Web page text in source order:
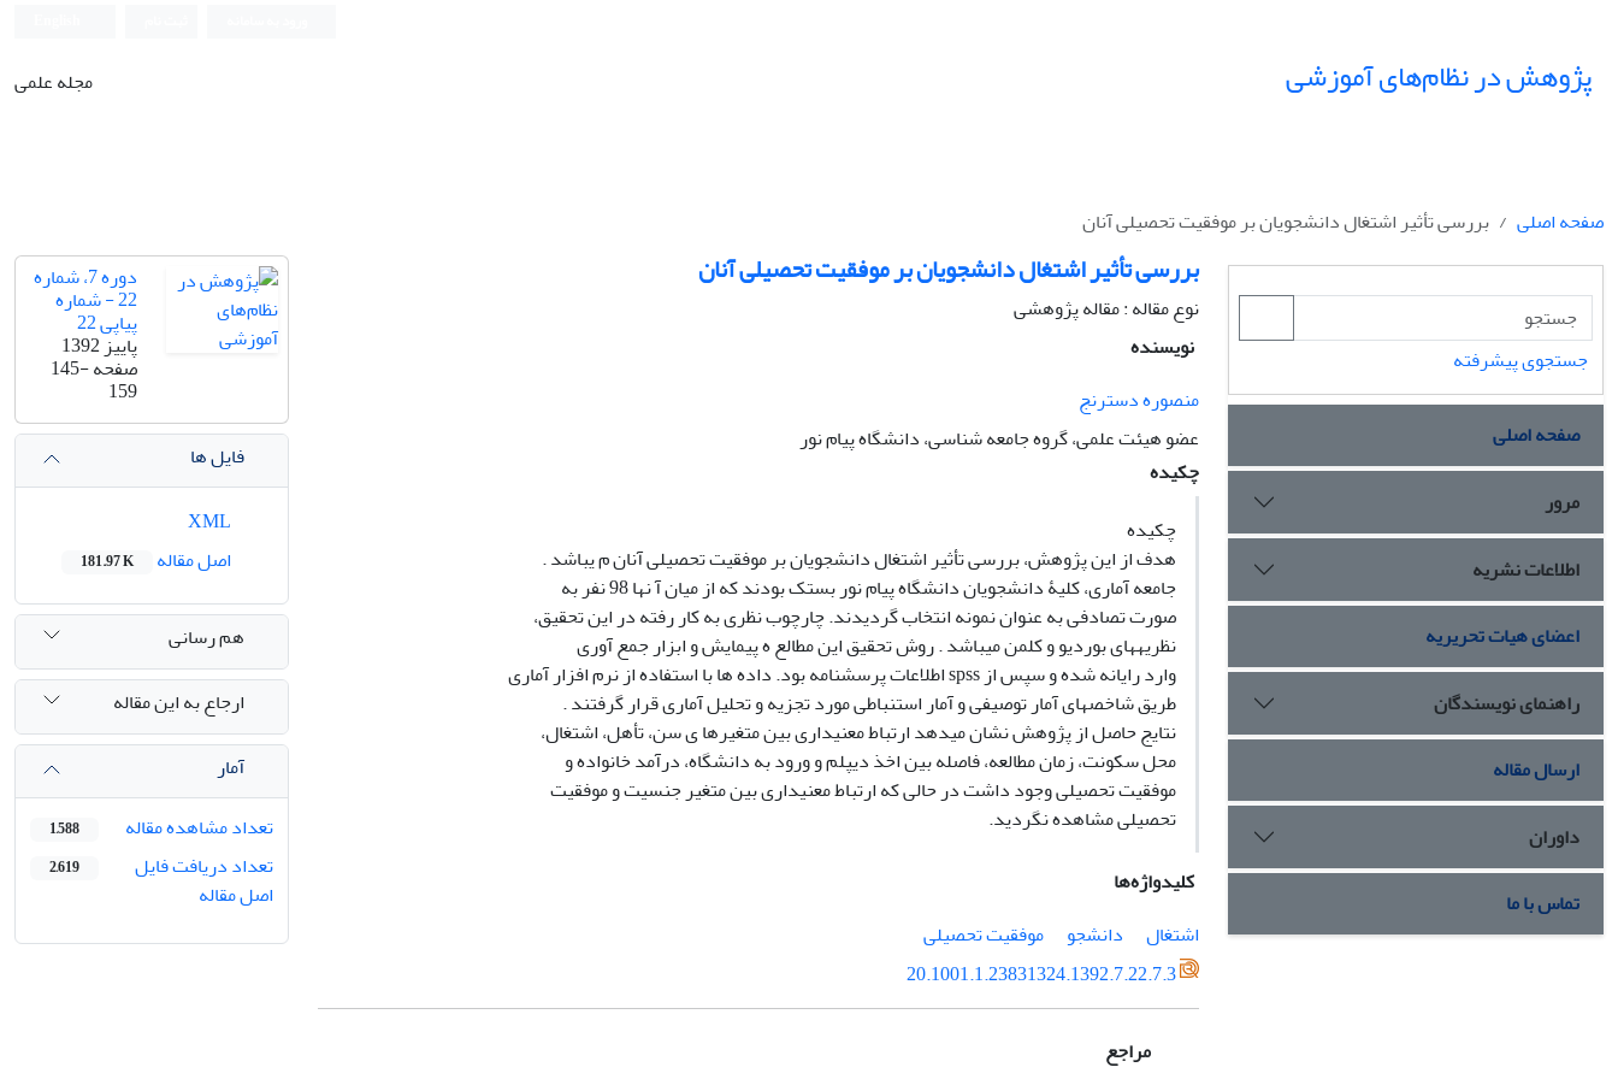
پژوهش در نظام‌های آموزشی مجله علمی
صفحه اصلی بررسی تأثیر اشتغال دانشجویان بر موفقیت تحصیلی آنان
بررسی تأثیر اشتغال دانشجویان بر موفقیت تحصیلی آنان
نوع مقاله : مقاله پژوهشی
نویسنده
منصوره دسترنج
عضو هیئت علمی، گروه جامعه شناسی، دانشگاه پیام نور
چکیده
چکیده
هدف از این پژوهش، بررسی تأثیر اشتغال دانشجویان بر موفقیت تحصیلی آنان م یباشد .
جامعه آماری، کلیۀ دانشجویان دانشگاه پیام نور بستک بودند که از میان آ نها 98 نفر به
صورت تصادفی به عنوان نمونه انتخاب گردیدند. چارچوب نظری به کار رفته در این تحقیق،
نظریههای بوردیو و کلمن میباشد . روش تحقیق این مطالع ه پیمایش و ابزار جمع آوری
وارد رایانه شده و سپس از spss اطلاعات پرسشنامه بود. داده ها با استفاده از نرم افزار آماری
طریق شاخصهای آمار توصیفی و آمار استنباطی مورد تجزیه و تحلیل آماری قرار گرفتند .
نتایج حاصل از پژوهش نشان میدهد ارتباط معنیداری بین متغیرها ی سن، تأهل، اشتغال،
محل سکونت، زمان مطالعه، فاصله بین اخذ دیپلم و ورود به دانشگاه، درآمد خانواده و
موفقیت تحصیلی وجود داشت در حالی که ارتباط معنیداری بین متغیر جنسیت و موفقیت
تحصیلی مشاهده نگردید.
کلیدواژه‌ها
اشتغال
دانشجو
موفقیت تحصیلی
20.1001.1.23831324.1392.7.22.7.3
مراجع
دوره 7، شماره
22 - شماره
پیاپی 22
پاییز 1392
صفحه145-
159
فایل ها
اصل مقاله
181.97 K
هم رسانی
ارجاع به این مقاله
آمار
تعداد مشاهده مقاله
1,588
تعداد دریافت فایل
اصل مقاله
2,619
جستجوی پیشرفته
صفحه اصلی
مرور
اطلاعات نشریه
اعضای هیات تحریریه
راهنمای نویسندگان
ارسال مقاله
داوران
تماس با ما